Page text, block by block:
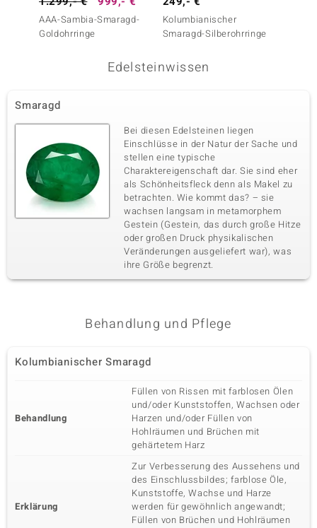
AAA-Sambia-Smaragd-
Goldohrringe
Kolumbianischer
Smaragd-Silberohrringe
Edelsteinwissen
Smaragd
Bei diesen Edelsteinen liegen
Einschlüsse in der Natur der Sache und
stellen eine typische
Charaktereigenschaft dar. Sie sind eher
als Schönheitsfleck denn als Makel zu
betrachten. Wie kommt das? – sie
wachsen langsam in metamorphem
Gestein (Gestein, das durch große Hitze
oder großen Druck physikalischen
Veränderungen ausgeliefert war), was
ihre Größe begrenzt.
Behandlung und Pflege
Kolumbianischer Smaragd
Behandlung
Füllen von Rissen mit farblosen Ölen
und/oder Kunststoffen, Wachsen oder
Harzen und/oder Füllen von
Hohlräumen und Brüchen mit
gehärtetem Harz
Erklärung
Zur Verbesserung des Aussehens und
des Einschlussbildes; farblose Öle,
Kunststoffe, Wachse und Harze
werden für gewöhnlich angewandt;
Füllen von Brüchen und Hohlräumen